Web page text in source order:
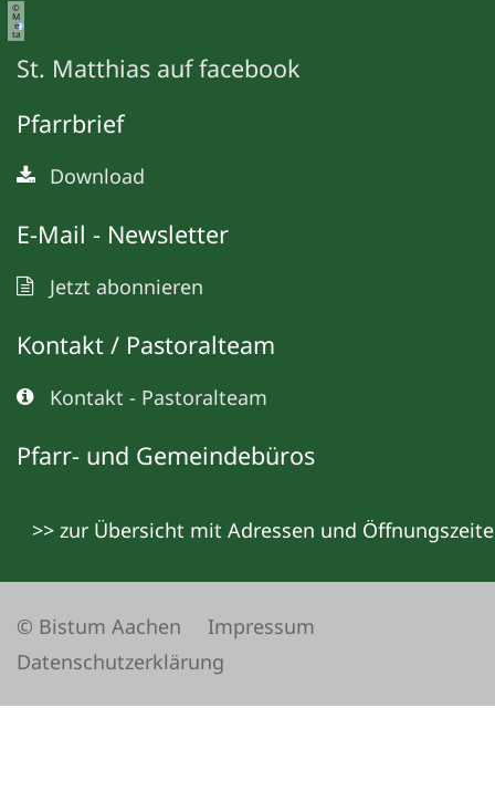
©
M
e
ta
St. Matthias auf facebook
Pfarrbrief
Download
E-Mail - Newsletter
Jetzt abonnieren
Kontakt / Pastoralteam
Kontakt - Pastoralteam
Pfarr- und Gemeindebüros
>> zur Übersicht mit Adressen und
© Bistum Aachen
Impressum
Datenschutzerklärung